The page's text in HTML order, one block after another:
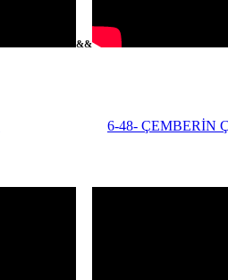
&&
6-48- ÇEMBERİN